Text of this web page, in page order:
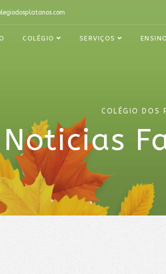
COLÉGIO SERVIÇOS ENSINO
COLÉGIO DOS
Noticias